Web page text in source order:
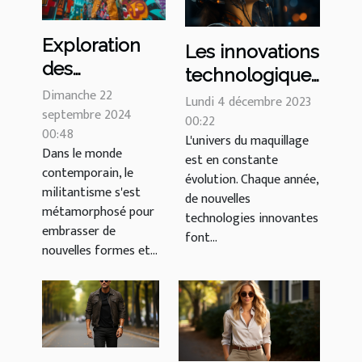
Exploration
des
tendances
modernes en
militantisme à
travers le
commerce
éthique
Dimanche 22
septembre 2024
00:48
Dans le monde
contemporain, le
militantisme s'est
métamorphosé pour
embrasser de
nouvelles formes et...
Les innovations
technologiques
dans le
domaine du
maquillage en
2021
Lundi 4 décembre 2023
00:22
L'univers du maquillage
est en constante
évolution. Chaque année,
de nouvelles
technologies innovantes
font...